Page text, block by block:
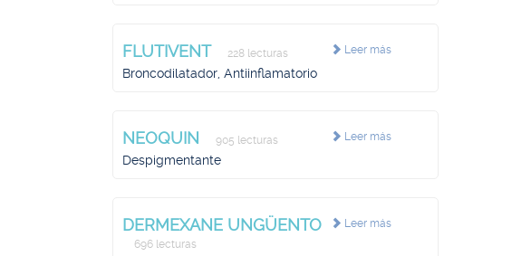
Leer más
FLUTIVENT 228 lecturas
Broncodilatador, Antiinflamatorio
Leer más
NEOQUIN 905 lecturas
Despigmentante
Leer más
DERMEXANE UNGÜENTO
696 lecturas